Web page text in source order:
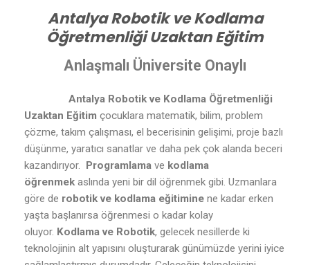
Antalya Robotik ve Kodlama
Öğretmenliği Uzaktan Eğitim
Anlaşmalı Üniversite Onaylı
Antalya Robotik ve Kodlama Öğretmenliği
Uzaktan Eğitim çocuklara matematik, bilim, problem
çözme, takım çalışması, el becerisinin gelişimi, proje bazlı
düşünme, yaratıcı sanatlar ve daha pek çok alanda beceri
kazandırıyor.
Programlama ve kodlama
öğrenmek aslında yeni bir dil öğrenmek gibi. Uzmanlara
göre de robotik ve kodlama eğitimine ne kadar erken
yaşta başlanırsa öğrenmesi o kadar kolay
oluyor. Kodlama ve Robotik, gelecek nesillerde ki
teknolojinin alt yapısını oluşturarak günümüzde yerini iyice